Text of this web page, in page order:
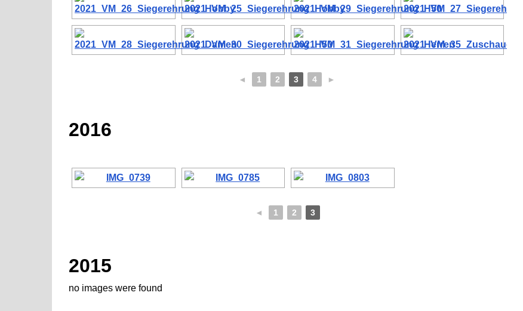
◄ 1 2 3 4 ►
2016
◄ 1 2 3
2015
no images were found